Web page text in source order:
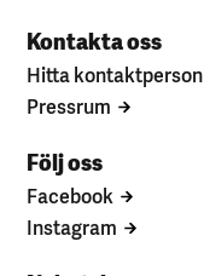
Kontakta oss
Hitta kontaktperson
Pressrum
Följ oss
Facebook
Instagram